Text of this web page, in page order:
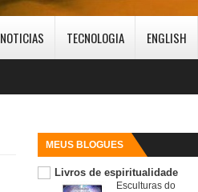
NOTICIAS TECNOLOGIA ENGLISH
MEUS BLOGUES
Livros de espiritualidade
Esculturas do